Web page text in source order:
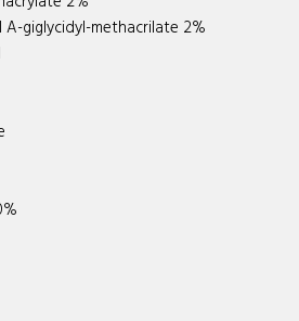
A-giglycidyl-methacrilate 2%